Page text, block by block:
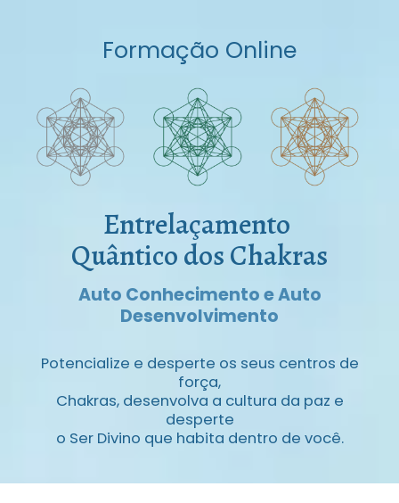
Formação Online
Entrelaçamento ​
Quântico dos Chakras
Auto Conhecimento e Auto
Desenvolvimento
Potencialize e desperte os seus centros de
força,
​Chakras, desenvolva a cultura da paz e
desperte
o Ser ​Divino que habita dentro de você.